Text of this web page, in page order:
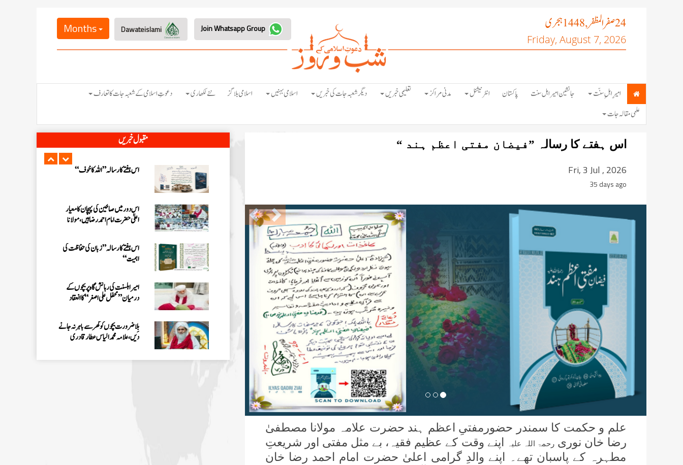
24صفر المظفر, 1448 ہجری
Friday, August 7, 2026
Months
امیرِ اہلِ سنّت جانشین امیر اہل سنت پاکستان انٹرنیشنل مدنی مراکز تعلیمی خبریں دیگر شعبہ جات کی خبریں اسلامی بہنیں اسلامی بلاگز نئے لکھاری
دعوتِ اسلامی کے شعبہ جات کا تعارف
علمی مقالہ جات
اس ہفتے کا رسالہ ”فیضان مفتی اعظم ہند “
Fri, 3 Jul , 2026
35 days ago
Previous Next
علم و حکمت کا سمندر حضورمفتیِ اعظم ہند حضرت علامہ مولانا مصطفیٰ
رضا خان نوری رحمۃ اللہ علیہ
اپنے وقت کے عظیم فقیہ، بے مثل مفتی اور شریعتِ
مطہرہ کے پاسبان تھے۔ اپنے والدِ گرامی اعلیٰ حضرت امام احمد رضا خان
مقبول خبریں
“
زلزلے کا اصل سبب لوگوں کے گناہ
سید مختار اشرف رضوی صاحب کی اہلیہ
کے انتقال پر امیر اہلسنت کی تعزیت
اس ہفتے کا رسالہ ”اللہ کا خوف“
اس دور میں صالحین کی پہچان کا معیار
اعلیٰ حضر ت امام احمد رضا ہیں، مولانا
اس ہفتے کا رسالہ ” زبان کی حفاظت کی
اہمیت“
امیر اہلسنت کی رہائش گاہ پر بچوں کے
درمیان” محفل علی اصغر “کا انعقاد
بِلا ضرورت بچوں کو گھر سے باہر نہ جانے
دیں، علامہ محمد الیاس عطار قادری